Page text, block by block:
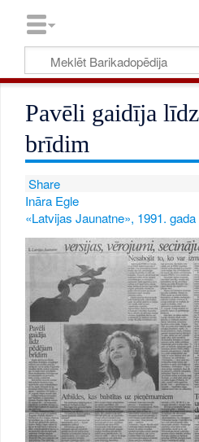
Pavēli gaidīja
brīdim
Share
Ināra Egle
«Latvijas Jaunatne», 1991.